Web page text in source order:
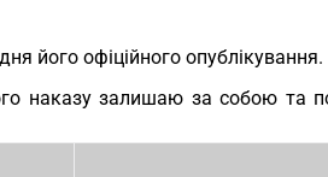
його офіційного опублікування.
наказу залишаю за собою та